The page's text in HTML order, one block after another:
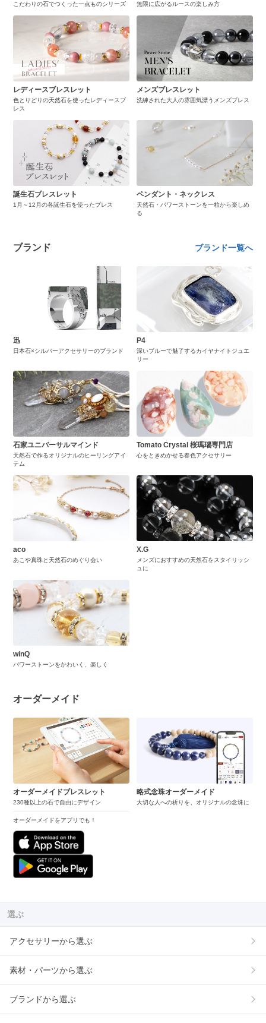
こだわりの石でつくった一点ものシリーズ 無限に広がるルースの楽しみ方
レディースブレスレット
色とりどりの天然石を使ったレディースブ
レス
メンズブレスレット
洗練された大人の雰囲気漂うメンズブレス
誕生石ブレスレット
1月～12月の各誕生石を使ったブレス
ペンダント・ネックレス
天然石・パワーストーンを一粒から楽しめ
る
ブランド ブランド一覧へ
迅
日本石×シルバーアクセサリーのブランド
P4
深いブルーで魅了するカイヤナイトジュエ
リー
石家ユニバーサルマインド
天然石で作るオリジナルのヒーリングアイ
テム
Tomato Crystal 桜瑪瑙専門店
心をときめかせる春色アクセサリー
aco
あこや真珠と天然石のめぐり会い
X.G
メンズにおすすめの天然石をスタイリッシ
ュに
winQ
パワーストーンをかわいく、楽しく
オーダーメイド
オーダーメイドブレスレット
230種以上の石で自由にデザイン
オーダーメイドをアプリでも！
略式念珠オーダーメイド
大切な人への祈りを、オリジナルの念珠に
選ぶ
アクセサリーから選ぶ
素材・パーツから選ぶ
ブランドから選ぶ